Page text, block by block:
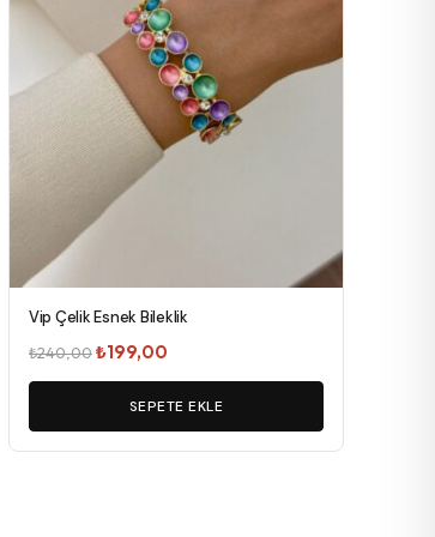
Vip Çelik Esnek Bileklik
₺240,00Orijinal
fiyat:
₺240,00.
₺199,00
andaki
fiyat:
₺199,00.
SEPETE EKLE